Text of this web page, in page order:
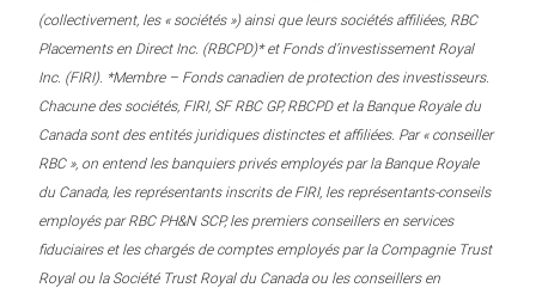
(collectivement, les « sociétés ») ainsi que leurs sociétés affiliées, RBC
Placements en Direct Inc. (RBCPD)* et Fonds d’investissement Royal
Inc. (FIRI). *Membre – Fonds canadien de protection des investisseurs.
Chacune des sociétés, FIRI, SF RBC GP, RBCPD et la Banque Royale du
Canada sont des entités juridiques distinctes et affiliées. Par « conseiller
RBC », on entend les banquiers privés employés par la Banque Royale
du Canada, les représentants inscrits de FIRI, les représentants-conseils
employés par RBC PH&N SCP, les premiers conseillers en services
fiduciaires et les chargés de comptes employés par la Compagnie Trust
Royal ou la Société Trust Royal du Canada ou les conseillers en